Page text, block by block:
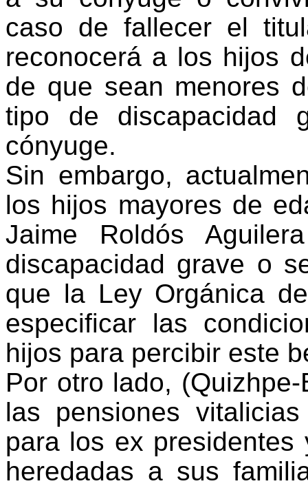
caso de fallecer el
reconocerá a los hijos
de que sean menores
tipo de discapacidad
cónyuge.
Sin embargo,
los hijos mayores de
Jaime Roldós
discapacidad grave o
que la Ley Orgánica
especificar las
hijos para percibir este
Por otro lado, (
las pensiones
para los ex
heredadas a sus